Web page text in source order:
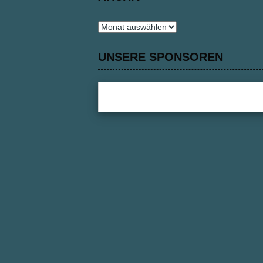
Archiv
UNSERE SPONSOREN